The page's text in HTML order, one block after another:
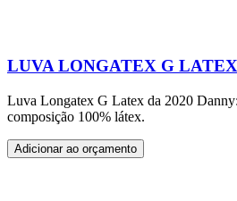
LUVA LONGATEX G
Luva Longatex G Latex da 2020
composição 100% látex.
Adicionar ao orçamento